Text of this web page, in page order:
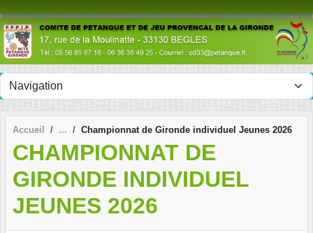
Accueil Championnat de Gironde individuel Jeunes 2026
CHAMPIONNAT DE
GIRONDE INDIVIDUEL
JEUNES 2026